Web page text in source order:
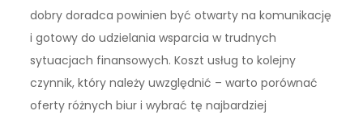
dobry doradca powinien być otwarty na komunikację
i gotowy do udzielania wsparcia w trudnych
sytuacjach finansowych. Koszt usług to kolejny
czynnik, który należy uwzględnić – warto porównać
oferty różnych biur i wybrać tę najbardziej